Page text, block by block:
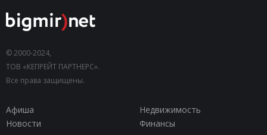
© 2000-2024,
ТОВ «КЕПРЕЙТ ПАРТНЕРС».
Все права защищены.
Афиша
Недвижимость
Новости
Финансы